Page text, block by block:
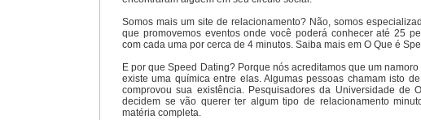
Somos mais um site de relacionamento? Não, somos
que promovemos eventos onde você poderá conhecer até 25
com cada uma por cerca de 4 minutos. Saiba mais em O Que é
E por que Speed Dating? Porque nós acreditamos que um
existe uma química entre elas. Algumas pessoas chamam isto
comprovou sua existência. Pesquisadores da Universidade de
decidem se vão querer ter algum tipo de relacionamento
matéria completa.